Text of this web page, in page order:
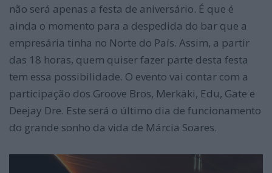
não será apenas a festa de aniversário. É que é
ainda o momento para a despedida do bar que a
empresária tinha no Norte do País. Assim, a partir
das 18 horas, quem quiser fazer parte desta festa
tem essa possibilidade. O evento vai contar com a
participação dos Groove Bros, Merkäki, Edu, Gate e
Deejay Dre. Este será o último dia de funcionamento
do grande sonho da vida de Márcia Soares.